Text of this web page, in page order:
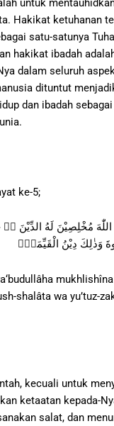
untuk
Hakikat ketuhanan
satu-satunya
hakikat ibadah
dalam seluruh
dituntut
dan ibadah
ke-5;
اللّٰهَ مُخْلِصِيْنَ لَهُ الدِّيْنَ
shalâta wa yu’tuz-
kecuali untuk
ketaatan kepada-
salat, dan